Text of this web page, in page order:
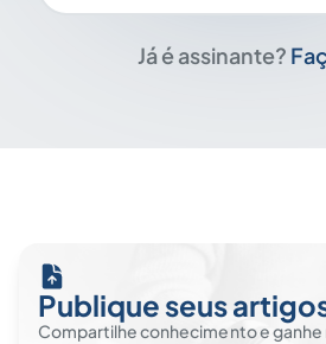
Já é assinante?
Publique seus
Compartilhe conhecimento e